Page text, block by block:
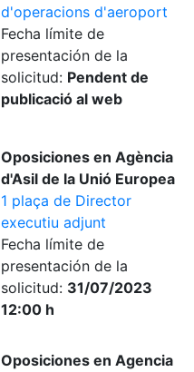
d'operacions d'aeroport
Fecha límite de
presentación de la
solicitud: Pendent de
publicació al web
Oposiciones en Agència
d'Asil de la Unió Europea
1 plaça de Director
executiu adjunt
Fecha límite de
presentación de la
solicitud: 31/07/2023
12:00 h
Oposiciones en Agencia